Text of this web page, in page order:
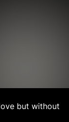
but without